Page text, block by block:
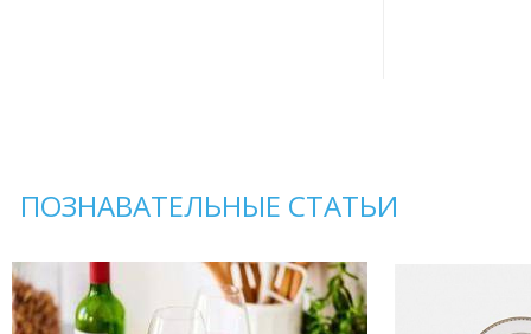
ПОЗНАВАТЕЛЬНЫЕ СТАТЬИ